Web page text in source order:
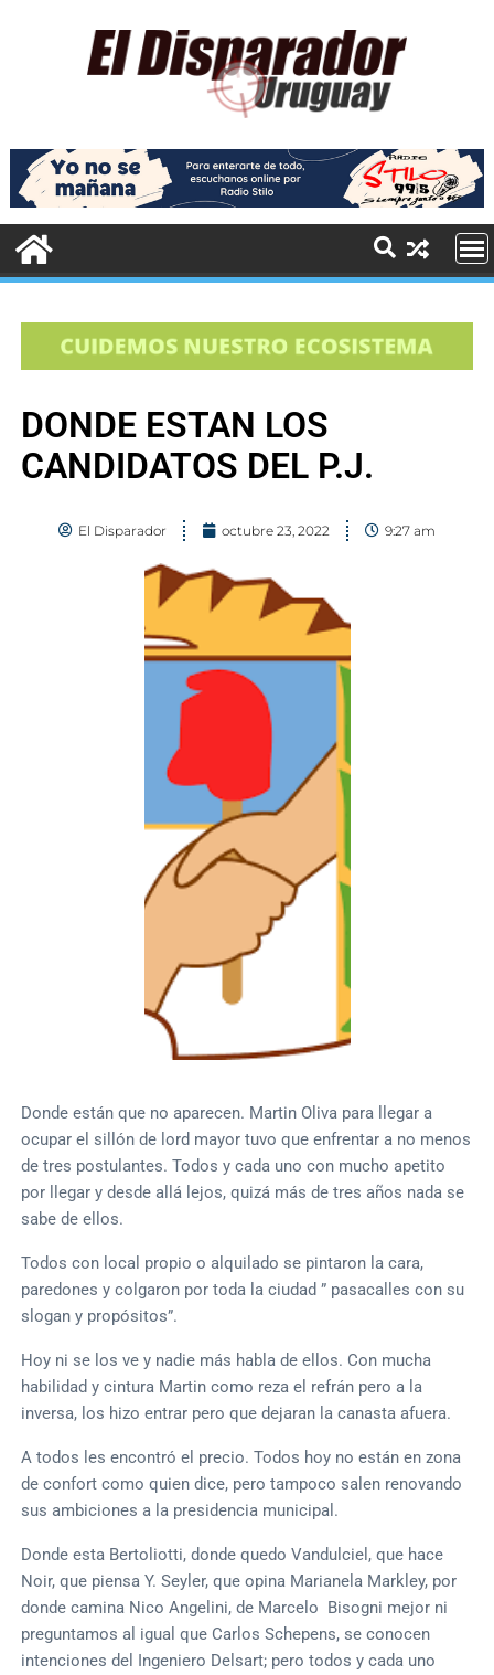
DONDE ESTAN LOS
CANDIDATOS DEL P.J.
El Disparador octubre 23, 2022 9:27 am
Donde están que no aparecen. Martin Oliva para llegar a
ocupar el sillón de lord mayor tuvo que enfrentar a no menos
de tres postulantes. Todos y cada uno con mucho apetito
por llegar y desde allá lejos, quizá más de tres años nada se
sabe de ellos.
Todos con local propio o alquilado se pintaron la cara,
paredones y colgaron por toda la ciudad ” pasacalles con su
slogan y propósitos”.
Hoy ni se los ve y nadie más habla de ellos. Con mucha
habilidad y cintura Martin como reza el refrán pero a la
inversa, los hizo entrar pero que dejaran la canasta afuera.
A todos les encontró el precio. Todos hoy no están en zona
de confort como quien dice, pero tampoco salen renovando
sus ambiciones a la presidencia municipal.
Donde esta Bertoliotti, donde quedo Vandulciel, que hace
Noir, que piensa Y. Seyler, que opina Marianela Markley, por
donde camina Nico Angelini, de Marcelo Bisogni mejor ni
preguntamos al igual que Carlos Schepens, se conocen
intenciones del Ingeniero Delsart; pero todos y cada uno